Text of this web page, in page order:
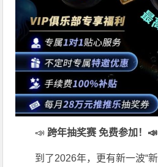
📣 跨年抽奖赛 免费参加 ！📣
到了2026年，更有新一波“